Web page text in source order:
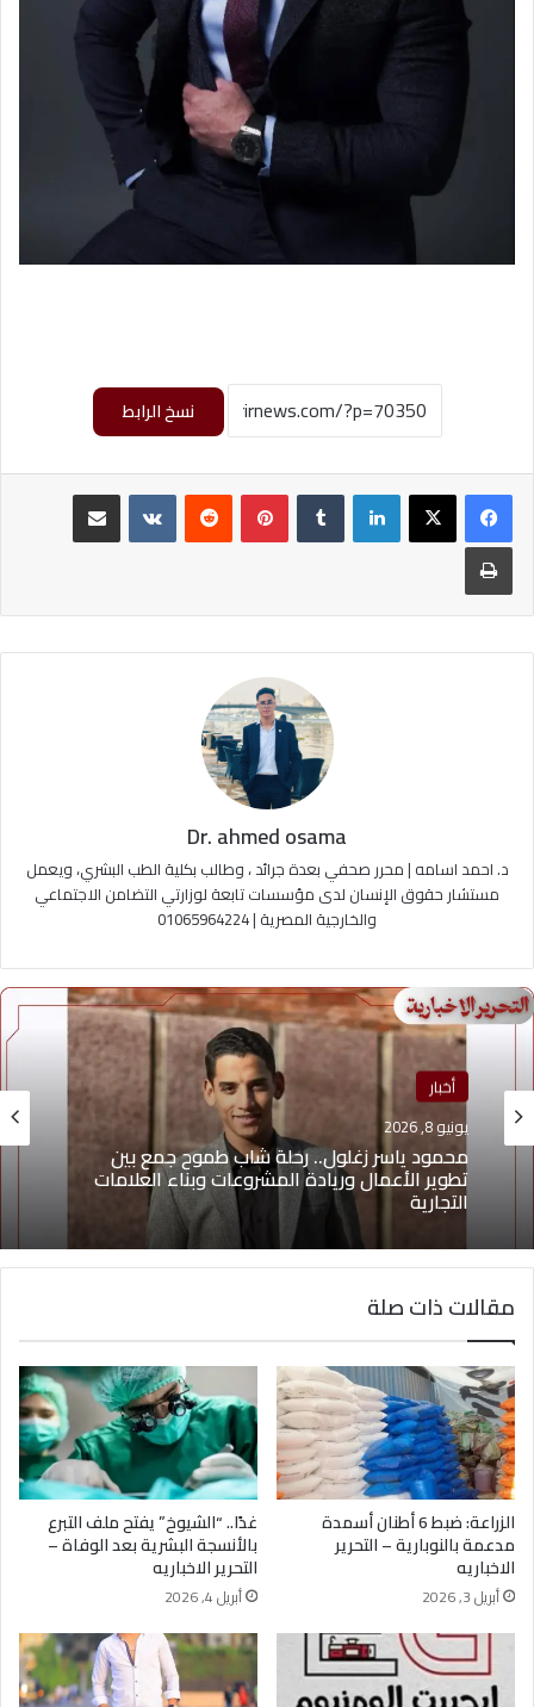
نسخ الرابط
لينكدإن بينتيريست
طباعة
Dr. ahmed osama
د. احمد اسامه | محرر صحفي بعدة جرائد ، وطالب بكلية الطب البشري، ويعمل
مستشار حقوق الإنسان لدى مؤسسات تابعة لوزارتي التضامن الاجتماعي
والخارجية المصرية | 01065964224
أخبار
يونيو 8, 2026
محمود ياسر زغلول.. رحلة شاب طموح جمع بين
تطوير الأعمال وريادة المشروعات وبناء العلامات
التجارية
منوعات
يونيو 4, 2026
يوسف أيمن درويش.. عقلية بيعية شابة تقود التغيير
وتؤهل الشباب لسوق العمل2026
مقالات ذات صلة
الزراعة: ضبط 6 أطنان أسمدة
مدعمة بالنوبارية – التحرير
الاخباريه
أبريل 3, 2026
غدًا.. “الشيوخ” يفتح ملف التبرع
بالأنسجة البشرية بعد الوفاة –
التحرير الاخباريه
أبريل 4, 2026